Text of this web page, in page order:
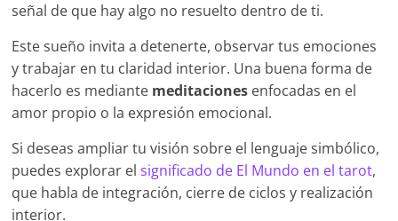
señal de que hay algo no resuelto dentro de ti.
Este sueño invita a detenerte, observar tus emociones
y trabajar en tu claridad interior. Una buena forma de
hacerlo es mediante meditaciones enfocadas en el
amor propio o la expresión emocional.
Si deseas ampliar tu visión sobre el lenguaje simbólico,
puedes explorar elsignificado de El Mundo en el tarot,
que habla de integración, cierre de ciclos y realización
interior.